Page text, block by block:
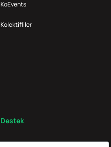
KoEvents
Kolektifliler
Destek